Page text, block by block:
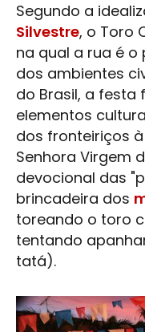
Segundo a
Silvestre, o Toro
na qual a rua é o
dos ambientes
do Brasil, a festa
elementos
dos fronteiriços
Senhora Virgem
devocional das
brincadeira dos
toreando o toro
tentando
tatá).